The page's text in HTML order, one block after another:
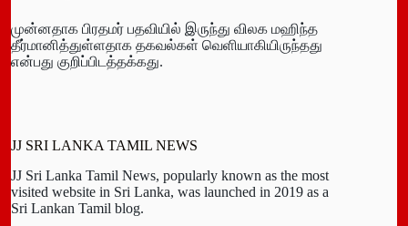
முன்னதாக பிரதமர் பதவியில் இருந்து விலக மஹிந்த
தீர்மானித்துள்ளதாக தகவல்கள் வெளியாகியிருந்தது
என்பது குறிப்பிடத்தக்கது.
JJ SRI LANKA TAMIL NEWS
JJ Sri Lanka Tamil News, popularly known as the most
visited website in Sri Lanka, was launched in 2019 as a
Sri Lankan Tamil blog.